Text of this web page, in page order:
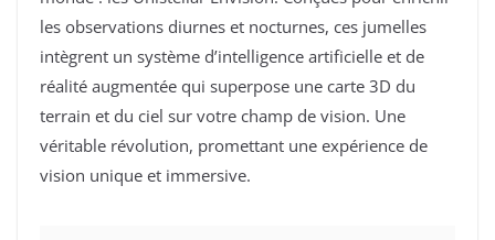
les observations diurnes et nocturnes, ces jumelles
intègrent un système d’intelligence artificielle et de
réalité augmentée qui superpose une carte 3D du
terrain et du ciel sur votre champ de vision. Une
véritable révolution, promettant une expérience de
vision unique et immersive.